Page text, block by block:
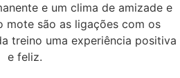
e um clima de amizade e
mote são as ligações com os
treino uma experiência positiva
e feliz.